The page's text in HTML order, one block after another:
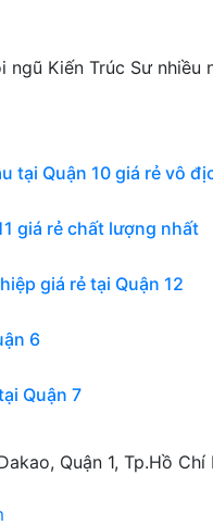
Kiến Trúc Sư nhiều
tại Quận 10 giá rẻ vô
giá rẻ chất lượng nhất
giá rẻ tại Quận 12
6
Quận 7
Quận 1, Tp.Hồ Chí